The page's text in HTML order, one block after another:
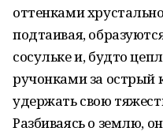
оттенками
подтаивая,
сосульке и, будто
ручонками за острый
удержать свою
Разбиваясь о землю,